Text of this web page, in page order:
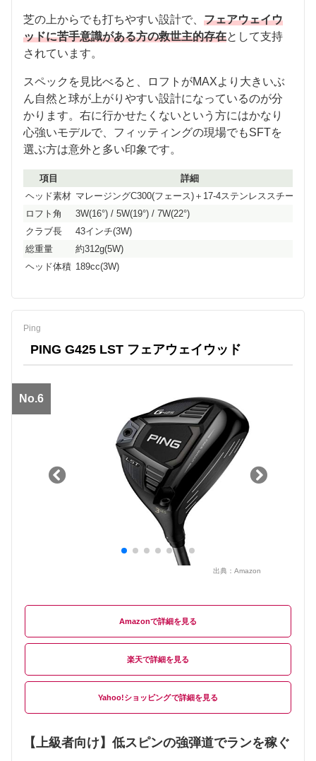
芝の上からでも打ちやすい設計で、 フェアウェイウ
ッドに苦手意識がある方の救世主的存在として支持
されています。
スペックを見比べると、ロフトがMAXより大きいぶ
ん自然と球が上がりやすい設計になっているのが分
かります。右に行かせたくないという方にはかなり
心強いモデルで、フィッティングの現場でもSFTを
選ぶ方は意外と多い印象です。
項目
詳細
ヘッド素材 マレージングC300(フェース)＋17-4ステンレススチール
ロフト角
3W(16°) / 5W(19°) / 7W(22°)
クラブ長
43インチ(3W)
総重量
約312g(5W)
ヘッド体積 189cc(3W)
Ping
PING G425 LST フェアウェイウッド
No.6
出典： Amazon
Amazon
楽天
Yahoo!ショッピング
【上級者向け】低スピンの強弾道でランを稼ぐ